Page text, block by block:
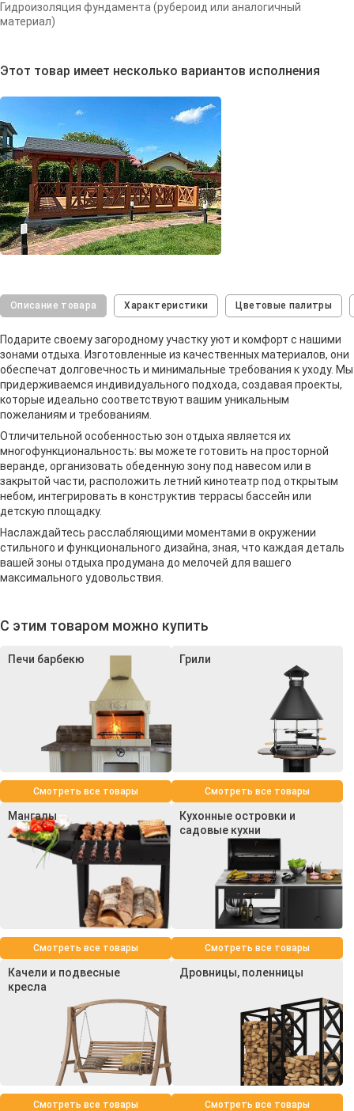
Гидроизоляция фундамента (рубероид или аналогичный
материал)
Этот товар имеет несколько вариантов исполнения
Описание товара Характеристики Цветовые палитры
Подарите своему загородному участку уют и комфорт с нашими
зонами отдыха. Изготовленные из качественных материалов, они
обеспечат долговечность и минимальные требования к уходу. Мы
придерживаемся индивидуального подхода, создавая проекты,
которые идеально соответствуют вашим уникальным
пожеланиям и требованиям.
Отличительной особенностью зон отдыха является их
многофункциональность: вы можете готовить на просторной
веранде, организовать обеденную зону под навесом или в
закрытой части, расположить летний кинотеатр под открытым
небом, интегрировать в конструктив террасы бассейн или
детскую площадку.
Наслаждайтесь расслабляющими моментами в окружении
стильного и функционального дизайна, зная, что каждая деталь
вашей зоны отдыха продумана до мелочей для вашего
максимального удовольствия.
С этим товаром можно купить
Печи барбекю
Смотреть все товары
Грили
Смотреть все товары
Мангалы
Смотреть все товары
Кухонные островки и
садовые кухни
Смотреть все товары
Качели и подвесные
кресла
Смотреть все товары
Дровницы, поленницы
Смотреть все товары